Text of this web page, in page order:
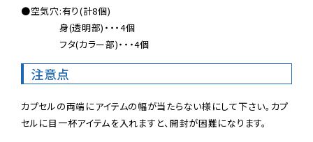
●空気穴:有り(計8個)
身(透明部)・・・4個
フタ(カラー部)・・・4個
注意点
カプセルの両端にアイテムの幅が当たらない様にして下さい。カプ
セルに目一杯アイテムを入れますと、開封が困難になります。